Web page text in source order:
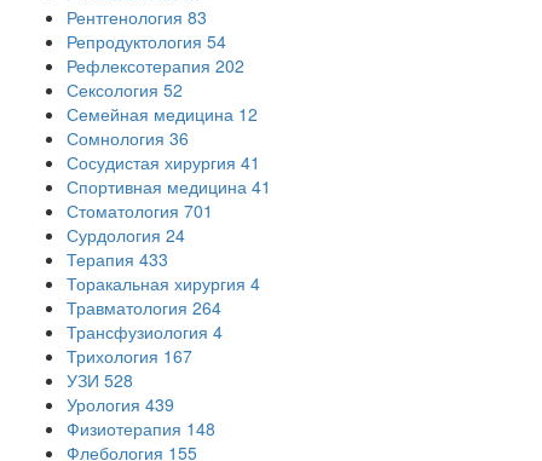
Рентгенология 83
Репродуктология 54
Рефлексотерапия 202
Сексология 52
Семейная медицина 12
Сомнология 36
Сосудистая хирургия 41
Спортивная медицина 41
Стоматология 701
Сурдология 24
Терапия 433
Торакальная хирургия 4
Травматология 264
Трансфузиология 4
Трихология 167
УЗИ 528
Урология 439
Физиотерапия 148
Флебология 155